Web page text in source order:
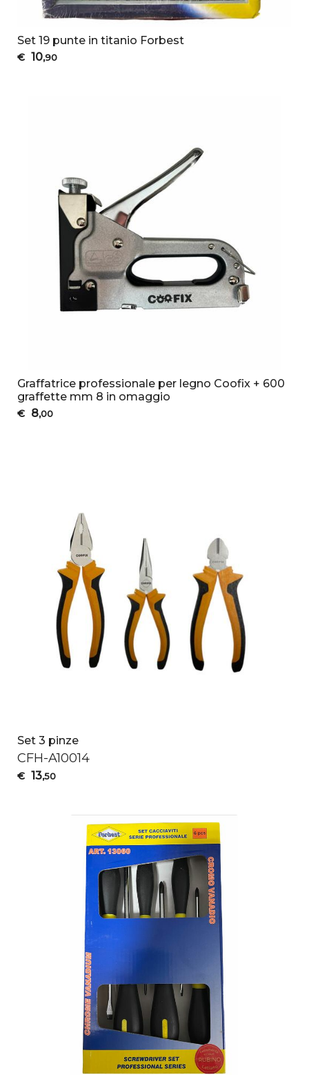
Set 19 punte in titanio Forbest
€ 10,90
Graffatrice professionale per legno Coofix + 600
graffette mm 8 in omaggio
€ 8,00
Set 3 pinze
CFH-A10014
€ 13,50